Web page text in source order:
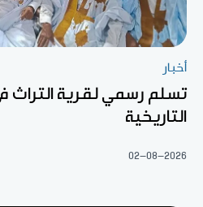
أخبار
تسلم رسمي لقرية التراث
التاريخية
02-08-2026